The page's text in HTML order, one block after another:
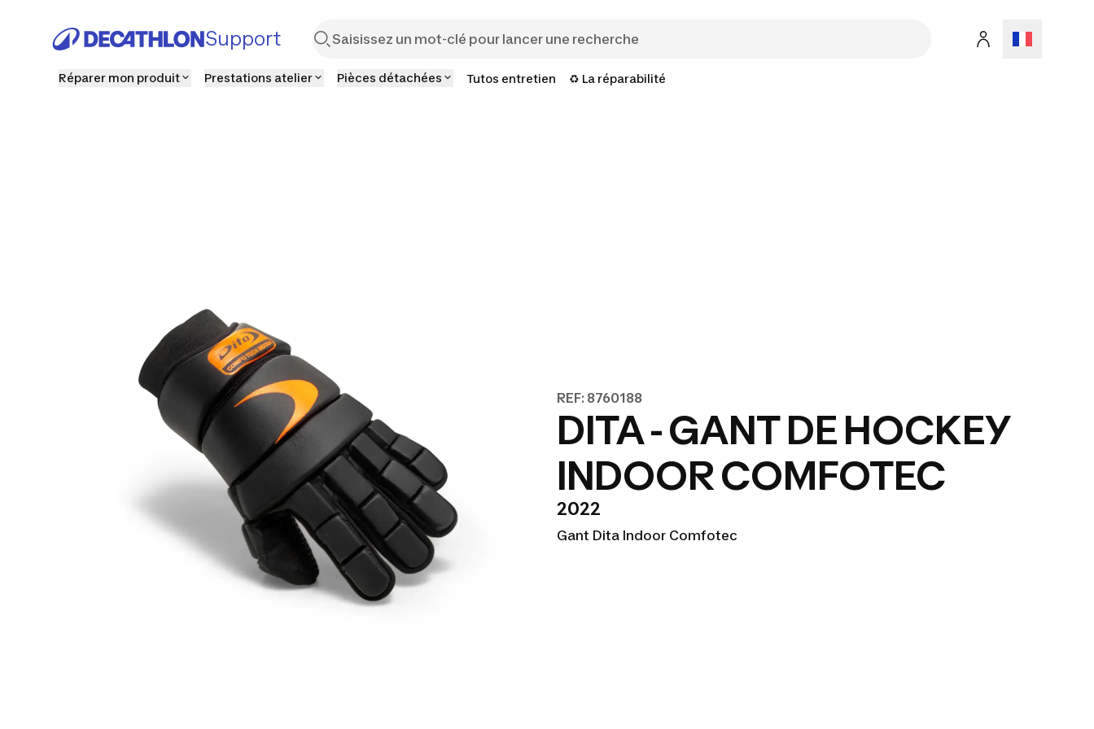
Support
Réparer mon produit Prestations atelier Pièces détachées Tutos entretien ♻️ La réparabilité
REF: 8760188
DITA - GANT DE HOCKEY
INDOOR COMFOTEC
2022
Gant Dita Indoor Comfotec